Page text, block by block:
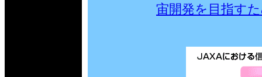
宙開発を目指す